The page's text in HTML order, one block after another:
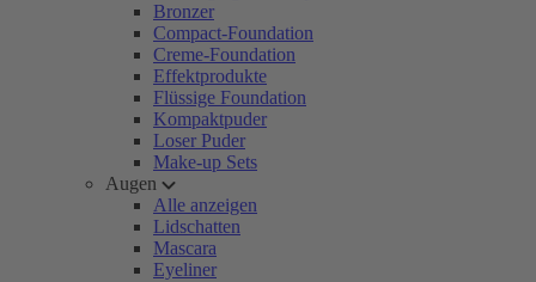
Bronzer
Compact-Foundation
Creme-Foundation
Effektprodukte
Flüssige Foundation
Kompaktpuder
Loser Puder
Make-up Sets
Augen
Alle anzeigen
Lidschatten
Mascara
Eyeliner